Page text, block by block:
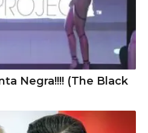
Negra!!!! (The Black